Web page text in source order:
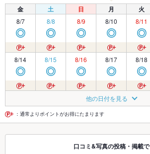
金 土 日 月 火
8/7
◎
8/8
◎
8/9
◎
8/10
◎
8/11
◎
8/14
◎
8/15
◎
8/16
◎
8/17
◎
8/18
◎
◎ ◎
8/23
◎
8/24
◎
8/25
◎
8/28 8/29 8/30
◎
8/31
◎
9/1
◎
他の日付を見る
：通常よりポイントがお得にたまります
口コミ&写真の投稿・掲載で